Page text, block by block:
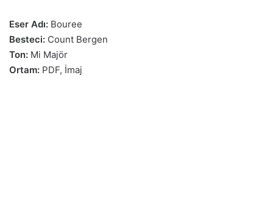
Eser Adı: Bouree
Besteci: Count Bergen
Ton: Mi Majör
Ortam: PDF, İmaj